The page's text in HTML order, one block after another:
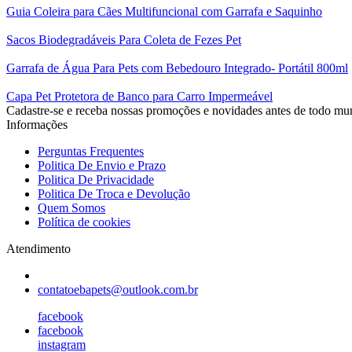
Guia Coleira para Cães Multifuncional com Garrafa e Saquinho
Sacos Biodegradáveis Para Coleta de Fezes Pet
Garrafa de Água Para Pets com Bebedouro Integrado- Portátil 800ml
Capa Pet Protetora de Banco para Carro Impermeável
Cadastre-se e receba nossas promoções e novidades antes de todo
Informações
Perguntas Frequentes
Politica De Envio e Prazo
Politica De Privacidade
Politica De Troca e Devolução
Quem Somos
Política de cookies
Atendimento
contatoebapets@outlook.com.br
facebook
facebook
instagram